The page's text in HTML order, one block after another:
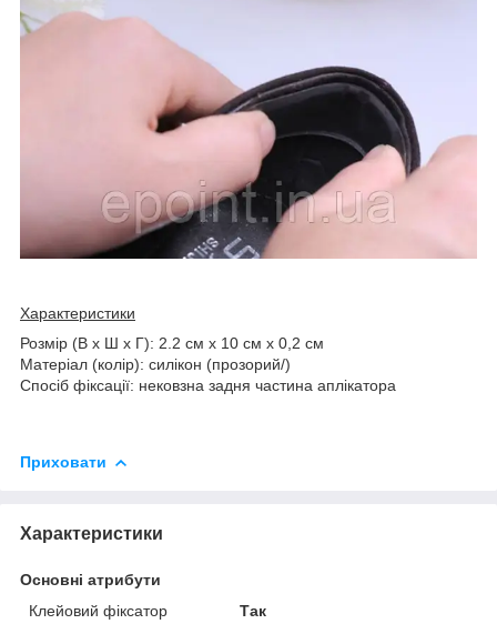
Характеристики
Розмір (В х Ш х Г): 2.2 см х 10 см х 0,2 см
Матеріал (колір): силікон (прозорий/)
Спосіб фіксації: нековзна задня частина аплікатора
Приховати
Характеристики
Основні атрибути
Клейовий фіксатор
Так